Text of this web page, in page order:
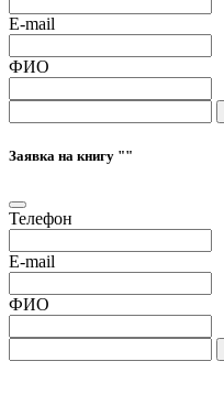
E-mail
ФИО
Заявка на книгу ""
Телефон
E-mail
ФИО